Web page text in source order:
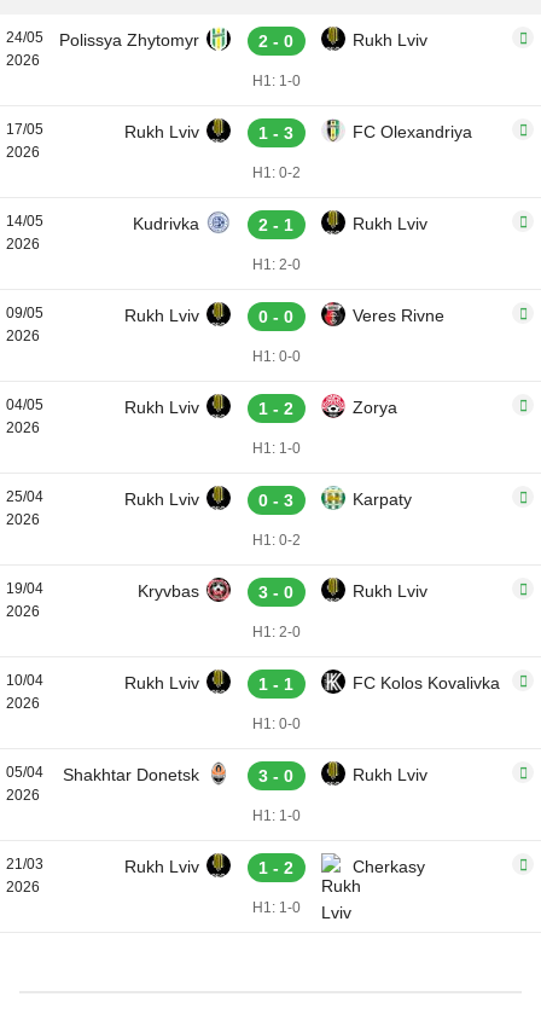
24/05
2026
Polissya Zhytomyr 2 - 0 Rukh Lviv
H1: 1-0
17/05
2026
Rukh Lviv 1 - 3 FC Olexandriya
H1: 0-2
14/05
2026
Kudrivka 2 - 1 Rukh Lviv
H1: 2-0
09/05
2026
Rukh Lviv 0 - 0 Veres Rivne
H1: 0-0
04/05
2026
Rukh Lviv 1 - 2 Zorya
H1: 1-0
25/04
2026
Rukh Lviv 0 - 3 Karpaty
H1: 0-2
19/04
2026
Kryvbas 3 - 0 Rukh Lviv
H1: 2-0
10/04
2026
Rukh Lviv 1 - 1 FC Kolos Kovalivka
H1: 0-0
05/04
2026
Shakhtar Donetsk 3 - 0 Rukh Lviv
H1: 1-0
21/03
2026
Rukh Lviv 1 - 2 Cherkasy
H1: 1-0